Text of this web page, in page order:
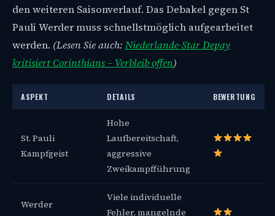
den weiteren Saisonverlauf. Das Debakel gegen St
Pauli Werder muss schnellstmöglich aufgearbeitet
werden. (Lesen Sie auch: Niederlande-Star Depay
kritisiert Corinthians – Verbleib offen)
ASPEKT DETAILS BEWERTUNG
St. Pauli
Kampfgeist
Hohe
Laufbereitschaft,
aggressive
Zweikampfführung
Werder
Viele individuelle
Fehler, mangelnde